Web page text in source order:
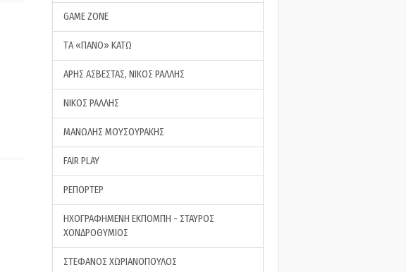
GAME ZONE
ΤA «ΠΑΝΟ» ΚΑΤΩ
ΑΡΗΣ ΑΣΒΕΣΤΑΣ, ΝΙΚΟΣ ΡΑΛΛΗΣ
ΝΙΚΟΣ ΡΑΛΛΗΣ
ΜΑΝΩΛΗΣ ΜΟΥΣΟΥΡΑΚΗΣ
FAIR PLAY
ΡΕΠΟΡΤΕΡ
ΗΧΟΓΡΑΦΗΜΕΝΗ ΕΚΠΟΜΠΗ - ΣΤΑΥΡΟΣ
ΧΟΝΔΡΟΘΥΜΙΟΣ
ΣΤΕΦΑΝΟΣ ΧΩΡΙΑΝΟΠΟΥΛΟΣ